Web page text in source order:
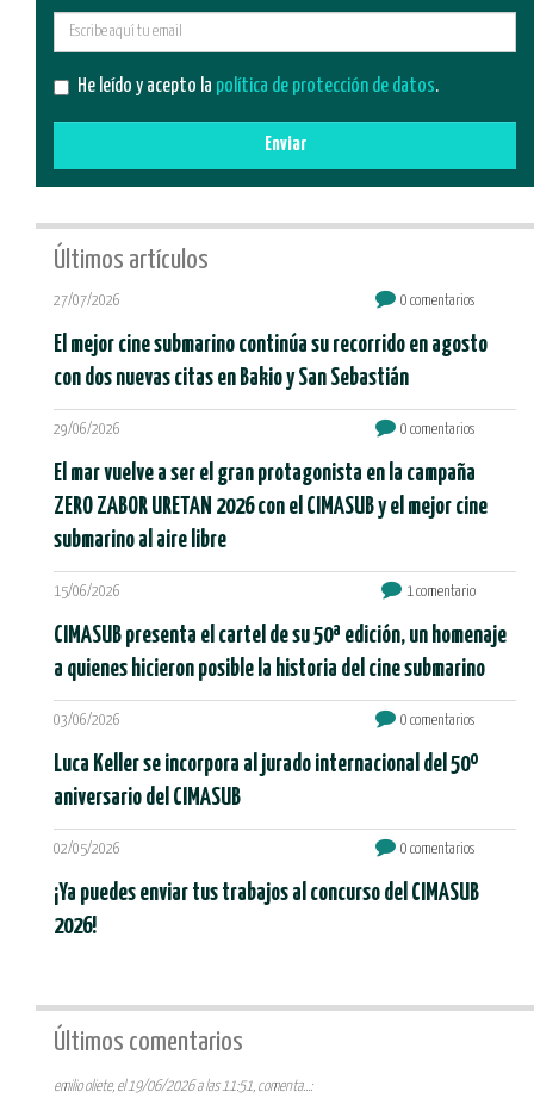
He leído y acepto la política de protección de datos.
Enviar
Últimos artículos
27/07/2026 0 comentarios
El mejor cine submarino continúa su recorrido en agosto
con dos nuevas citas en Bakio y San Sebastián
29/06/2026 0 comentarios
El mar vuelve a ser el gran protagonista en la campaña
ZERO ZABOR URETAN 2026 con el CIMASUB y el mejor cine
submarino al aire libre
15/06/2026 1 comentario
CIMASUB presenta el cartel de su 50ª edición, un homenaje
a quienes hicieron posible la historia del cine submarino
03/06/2026 0 comentarios
Luca Keller se incorpora al jurado internacional del 50º
aniversario del CIMASUB
02/05/2026 0 comentarios
¡Ya puedes enviar tus trabajos al concurso del CIMASUB
2026!
Últimos comentarios
emilio oliete, el 19/06/2026 a las 11:51, comenta...: